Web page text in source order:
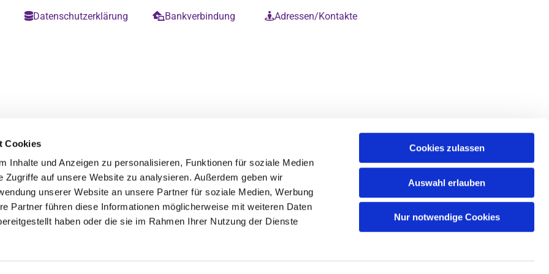
Cookies
Inhalte und Anzeigen zu personalisieren, Funktionen für soziale Medien
Zugriffe auf unsere Website zu analysieren. Außerdem geben wir
unserer Website an unsere Partner für soziale Medien, Werbung
Partner führen diese Informationen möglicherweise mit weiteren Daten
haben oder die sie im Rahmen Ihrer Nutzung der Dienste
Cookies zulassen
Auswahl erlauben
Nur notwendige Cookies
Datenschutzerklärung Bankverbindung Adressen/Kontakte